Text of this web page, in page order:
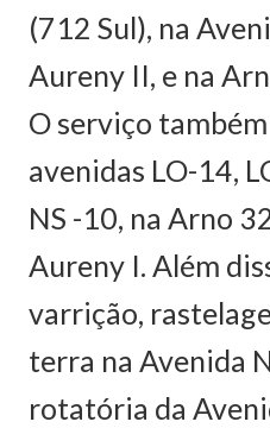
(712 Sul), na
Aureny II, e na
O serviço
avenidas LO-14,
NS -10, na Arno
Aureny I. Além
varrição,
terra na Avenida
rotatória da